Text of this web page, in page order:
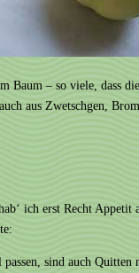
Baum – so viele, dass
aus Zwetschgen,
ich erst Recht
sind auch